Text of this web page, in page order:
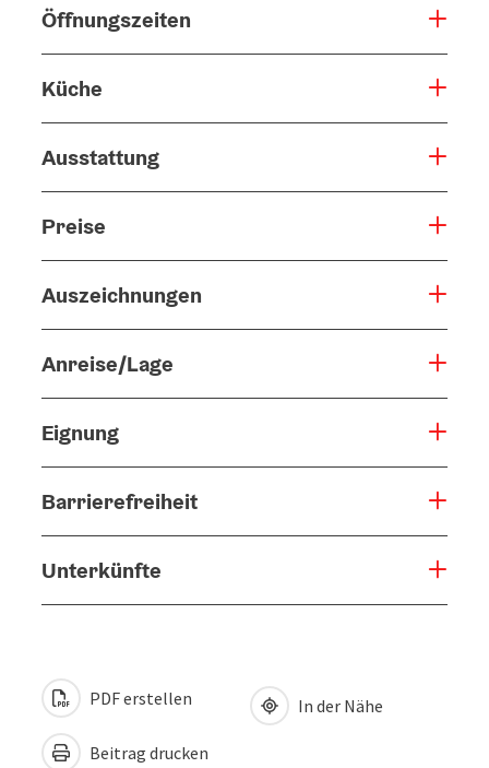
Öffnungszeiten
Küche
Ausstattung
Preise
Auszeichnungen
Anreise/Lage
Eignung
Barrierefreiheit
Unterkünfte
PDF erstellen
Beitrag drucken
In der Nähe